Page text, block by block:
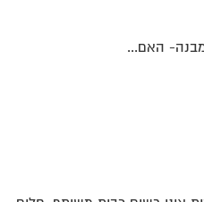
האם...